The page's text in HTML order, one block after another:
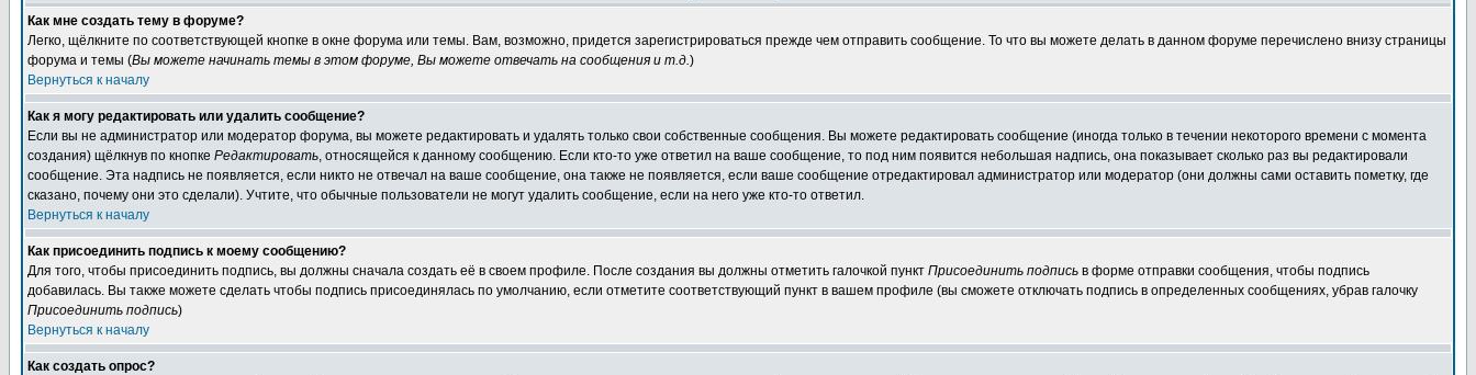
Как мне создать тему в форуме?
Легко, щёлкните по соответствующей кнопке в окне форума или темы. Вам, возможно, придется зарегистрироваться прежде чем отправить сообщение. То что вы можете делать в данном форуме перечислено внизу страницы
форума и темы (Вы можете начинать темы в этом форуме, Вы можете отвечать на сообщения и т.д.)
Вернуться к началу
Как я могу редактировать или удалить сообщение?
Если вы не администратор или модератор форума, вы можете редактировать и удалять только свои собственные сообщения. Вы можете редактировать сообщение (иногда только в течении некоторого времени с момента
создания) щёлкнув по кнопке Редактировать, относящейся к данному сообщению. Если кто-то уже ответил на ваше сообщение, то под ним появится небольшая надпись, она показывает сколько раз вы редактировали
сообщение. Эта надпись не появляется, если никто не отвечал на ваше сообщение, она также не появляется, если ваше сообщение отредактировал администратор или модератор (они должны сами оставить пометку, где
сказано, почему они это сделали). Учтите, что обычные пользователи не могут удалить сообщение, если на него уже кто-то ответил.
Вернуться к началу
Как присоединить подпись к моему сообщению?
Для того, чтобы присоединить подпись, вы должны сначала создать её в своем профиле. После создания вы должны отметить галочкой пункт Присоединить подпись в форме отправки сообщения, чтобы подпись
добавилась. Вы также можете сделать чтобы подпись присоединялась по умолчанию, если отметите соответствующий пункт в вашем профиле (вы сможете отключать подпись в определенных сообщениях, убрав галочку
Присоединить подпись)
Вернуться к началу
Как создать опрос?